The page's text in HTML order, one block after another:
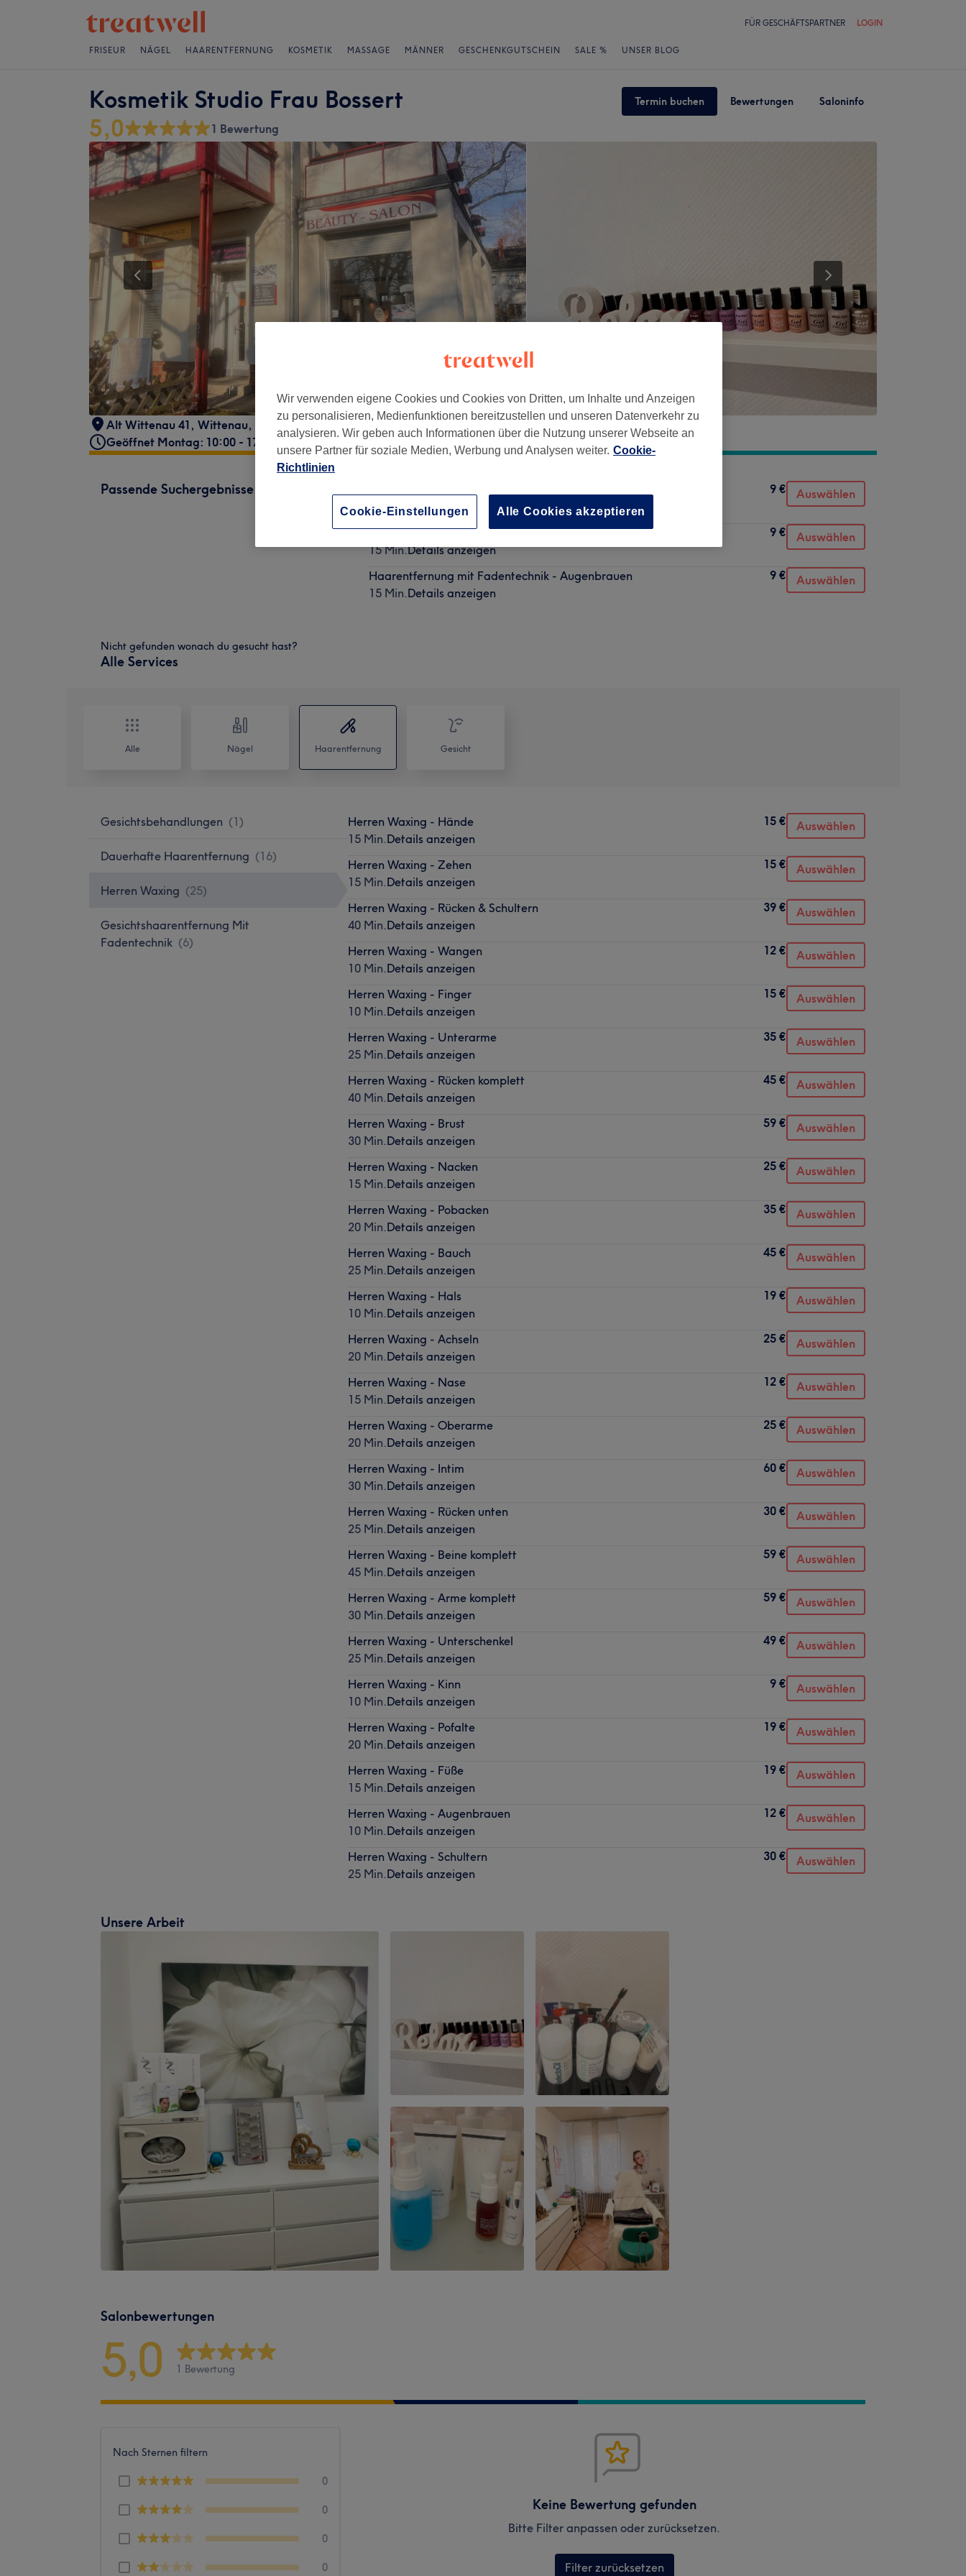
FÜR GESCHÄFTSPARTNER LOGIN
FRISEUR NÄGEL HAARENTFERNUNG KOSMETIK MASSAGE MÄNNER GESCHENKGUTSCHEIN SALE % UNSER BLOG
Kosmetik Studio Frau Bossert Termin buchen Bewertungen Saloninfo
5,0 1 Bewertung
Alt Wittenau 41 , Wittenau, Berlin, 13437
Geöffnet Montag: 10:00 - 17:00
Passende Suchergebnisse
10 Min.Details anzeigen
9 € Auswählen
Haarentfernung mit Fadentechnik - Gesicht komplett
15 Min.Details anzeigen
9 € Auswählen
Haarentfernung mit Fadentechnik - Augenbrauen
15 Min.Details anzeigen
9 € Auswählen
Nicht gefunden wonach du gesucht hast?
Alle Services
Alle Nägel Haarentfernung Gesicht
Gesichtsbehandlungen (1)
Dauerhafte Haarentfernung (16)
Herren Waxing (25)
Gesichtshaarentfernung Mit
Fadentechnik (6)
Herren Waxing - Hände
15 Min.Details anzeigen
15 € Auswählen
Herren Waxing - Zehen
15 Min.Details anzeigen
15 € Auswählen
Herren Waxing - Rücken & Schultern
40 Min.Details anzeigen
39 € Auswählen
Herren Waxing - Wangen
10 Min.Details anzeigen
12 € Auswählen
Herren Waxing - Finger
10 Min.Details anzeigen
15 € Auswählen
Herren Waxing - Unterarme
25 Min.Details anzeigen
35 € Auswählen
Herren Waxing - Rücken komplett
40 Min.Details anzeigen
45 € Auswählen
Herren Waxing - Brust
30 Min.Details anzeigen
59 € Auswählen
Herren Waxing - Nacken
15 Min.Details anzeigen
25 € Auswählen
Herren Waxing - Pobacken
20 Min.Details anzeigen
35 € Auswählen
Herren Waxing - Bauch
25 Min.Details anzeigen
45 € Auswählen
Herren Waxing - Hals
10 Min.Details anzeigen
19 € Auswählen
Herren Waxing - Achseln
20 Min.Details anzeigen
25 € Auswählen
Herren Waxing - Nase
15 Min.Details anzeigen
12 € Auswählen
Herren Waxing - Oberarme
20 Min.Details anzeigen
25 € Auswählen
Herren Waxing - Intim
30 Min.Details anzeigen
60 € Auswählen
Herren Waxing - Rücken unten
25 Min.Details anzeigen
30 € Auswählen
Herren Waxing - Beine komplett
45 Min.Details anzeigen
59 € Auswählen
Herren Waxing - Arme komplett
30 Min.Details anzeigen
59 € Auswählen
Herren Waxing - Unterschenkel
25 Min.Details anzeigen
49 € Auswählen
Herren Waxing - Kinn
10 Min.Details anzeigen
9 € Auswählen
Herren Waxing - Pofalte
20 Min.Details anzeigen
19 € Auswählen
Herren Waxing - Füße
15 Min.Details anzeigen
19 € Auswählen
Herren Waxing - Augenbrauen
10 Min.Details anzeigen
12 € Auswählen
Herren Waxing - Schultern
25 Min.Details anzeigen
30 € Auswählen
Unsere Arbeit
Salonbewertungen
5,0 1 Bewertung
Nach Sternen filtern
0
0
0
0
Keine Bewertung gefunden
Bitte Filter anpassen oder zurücksetzen.
Filter zurücksetzen
Wir verwenden eigene Cookies und Cookies von Dritten, um Inhalte und Anzeigen
zu personalisieren, Medienfunktionen bereitzustellen und unseren Datenverkehr zu
analysieren. Wir geben auch Informationen über die Nutzung unserer Webseite an
unsere Partner für soziale Medien, Werbung und Analysen weiter. Cookie-
Richtlinien
Cookie-Einstellungen Alle Cookies akzeptieren